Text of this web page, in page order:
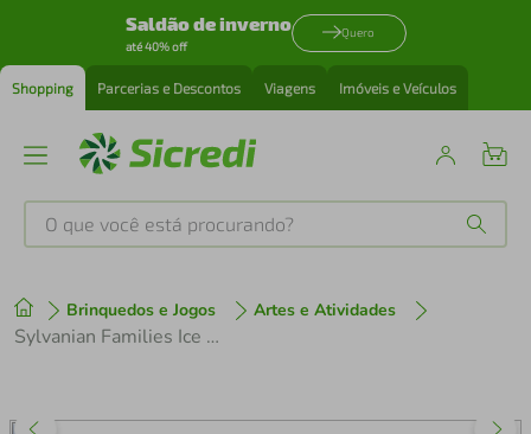
Saldão de inverno
até 40% off
Quero
Shopping Parcerias e Descontos Viagens Imóveis e Veículos
O que você está procurando?
Brinquedos e Jogos Artes e Atividades
Sylvanian Families Ice Crem Van De Sorvetes 5651 Epoch
1º tenis